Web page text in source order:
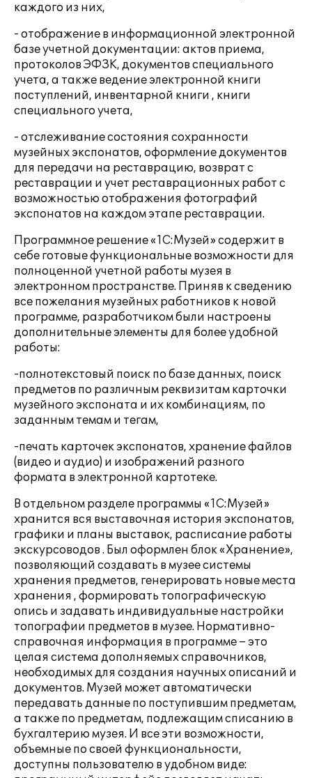
каждого из них,
- отображение в информационной электронной
базе учетной документации: актов приема,
протоколов ЭФЗК, документов специального
учета, а также ведение электронной книги
поступлений, инвентарной книги , книги
специального учета,
- отслеживание состояния сохранности
музейных экспонатов, оформление документов
для передачи на реставрацию, возврат с
реставрации и учет реставрационных работ с
возможностью отображения фотографий
экспонатов на каждом этапе реставрации.
Программное решение «1С:Музей» содержит в
себе готовые функциональные возможности для
полноценной учетной работы музея в
электронном пространстве. Приняв к сведению
все пожелания музейных работников к новой
программе, разработчиком были настроены
дополнительные элементы для более удобной
работы:
-полнотекстовый поиск по базе данных, поиск
предметов по различным реквизитам карточки
музейного экспоната и их комбинациям, по
заданным темам и тегам,
-печать карточек экспонатов, хранение файлов
(видео и аудио) и изображений разного
формата в электронной картотеке.
В отдельном разделе программы «1С:Музей»
хранится вся выставочная история экспонатов,
графики и планы выставок, расписание работы
экскурсоводов . Был оформлен блок «Хранение»,
позволяющий создавать в музее системы
хранения предметов, генерировать новые места
хранения , формировать топографическую
опись и задавать индивидуальные настройки
топографии предметов в музее. Нормативно-
справочная информация в программе – это
целая система дополняемых справочников,
необходимых для создания научных описаний и
документов. Музей может автоматически
передавать данные по поступившим предметам,
а также по предметам, подлежащим списанию в
бухгалтерию музея. И все эти возможности,
объемные по своей функциональности,
доступны пользователю в удобном виде: